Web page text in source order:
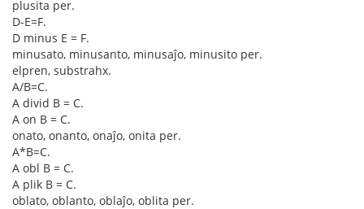
plusita per.
D-E=F.
D minus E = F.
minusato, minusanto, minusaĵo, minusito per.
elpren, substrahx.
A/B=C.
A divid B = C.
A on B = C.
onato, onanto, onaĵo, onita per.
A*B=C.
A obl B = C.
A plik B = C.
oblato, oblanto, oblaĵo, oblita per.